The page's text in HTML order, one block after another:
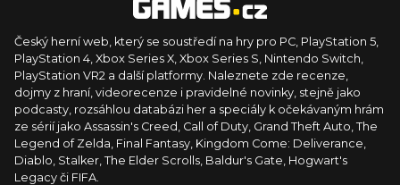
Český herní web, který se soustředí na hry pro PC, PlayStation 5,
PlayStation 4, Xbox Series X, Xbox Series S, Nintendo Switch,
PlayStation VR2 a další platformy. Naleznete zde recenze,
dojmy z hraní, videorecenze i pravidelné novinky, stejně jako
podcasty, rozsáhlou databázi her a speciály k očekávaným hrám
ze sérií jako Assassin's Creed, Call of Duty, Grand Theft Auto, The
Legend of Zelda, Final Fantasy, Kingdom Come: Deliverance,
Diablo, Stalker, The Elder Scrolls, Baldur's Gate, Hogwart's
Legacy či FIFA.